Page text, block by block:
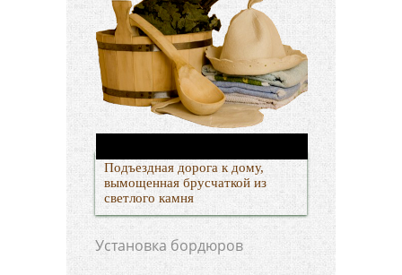
Подъездная дорога к дому,
вымощенная брусчаткой из
светлого камня
Установка бордюров